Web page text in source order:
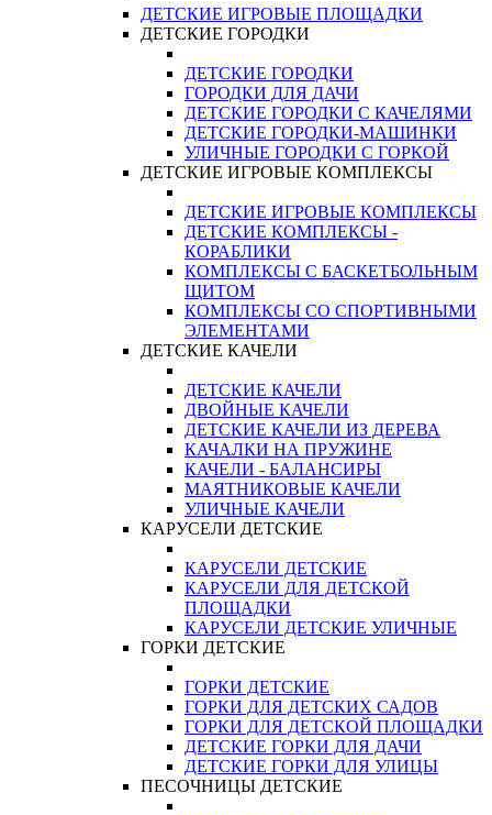
ДЕТСКИЕ ИГРОВЫЕ ПЛОЩАДКИ
ДЕТСКИЕ ГОРОДКИ
ДЕТСКИЕ ГОРОДКИ
ГОРОДКИ ДЛЯ ДАЧИ
ДЕТСКИЕ ГОРОДКИ С КАЧЕЛЯМИ
ДЕТСКИЕ ГОРОДКИ-МАШИНКИ
УЛИЧНЫЕ ГОРОДКИ С ГОРКОЙ
ДЕТСКИЕ ИГРОВЫЕ КОМПЛЕКСЫ
ДЕТСКИЕ ИГРОВЫЕ КОМПЛЕКСЫ
ДЕТСКИЕ КОМПЛЕКСЫ -
КОРАБЛИКИ
КОМПЛЕКСЫ С БАСКЕТБОЛЬНЫМ
ЩИТОМ
КОМПЛЕКСЫ СО СПОРТИВНЫМИ
ЭЛЕМЕНТАМИ
ДЕТСКИЕ КАЧЕЛИ
ДЕТСКИЕ КАЧЕЛИ
ДВОЙНЫЕ КАЧЕЛИ
ДЕТСКИЕ КАЧЕЛИ ИЗ ДЕРЕВА
КАЧАЛКИ НА ПРУЖИНЕ
КАЧЕЛИ - БАЛАНСИРЫ
МАЯТНИКОВЫЕ КАЧЕЛИ
УЛИЧНЫЕ КАЧЕЛИ
КАРУСЕЛИ ДЕТСКИЕ
КАРУСЕЛИ ДЕТСКИЕ
КАРУСЕЛИ ДЛЯ ДЕТСКОЙ
ПЛОЩАДКИ
КАРУСЕЛИ ДЕТСКИЕ УЛИЧНЫЕ
ГОРКИ ДЕТСКИЕ
ГОРКИ ДЕТСКИЕ
ГОРКИ ДЛЯ ДЕТСКИХ САДОВ
ГОРКИ ДЛЯ ДЕТСКОЙ ПЛОЩАДКИ
ДЕТСКИЕ ГОРКИ ДЛЯ ДАЧИ
ДЕТСКИЕ ГОРКИ ДЛЯ УЛИЦЫ
ПЕСОЧНИЦЫ ДЕТСКИЕ